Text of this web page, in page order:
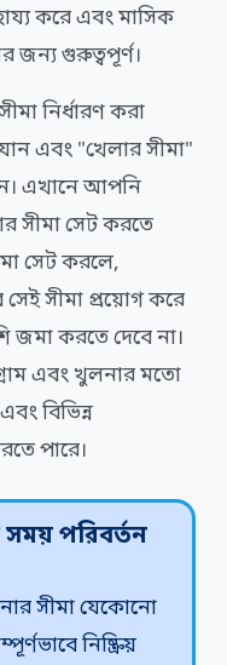
করে এবং মাসিক
জন্য গুরুত্বপূর্ণ।
নির্ধারণ করা
এবং "খেলার সীমা"
এখানে আপনি
সীমা সেট করতে
সেট করলে,
সেই সীমা প্রয়োগ করে
জমা করতে দেবে না।
এবং খুলনার মতো
বিভিন্ন
পারে।
পরিবর্তন
সীমা যেকোনো
নিষ্ক্রিয়